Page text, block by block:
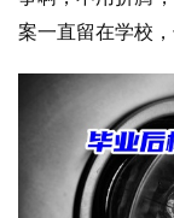
案一直留在学校